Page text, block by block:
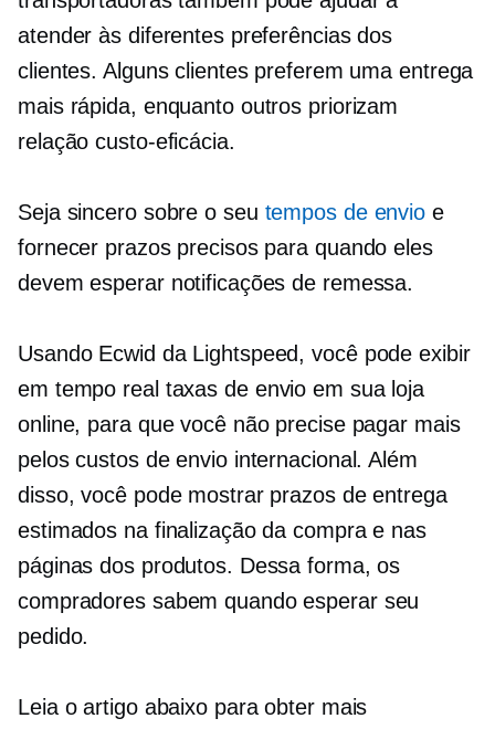
atender às diferentes preferências dos
clientes. Alguns clientes preferem uma entrega
mais rápida, enquanto outros priorizam
relação custo-eficácia.
Seja sincero sobre o seu tempos de envio e
fornecer prazos precisos para quando eles
devem esperar notificações de remessa.
Usando Ecwid da Lightspeed, você pode exibir
em tempo real taxas de envio em sua loja
online, para que você não precise pagar mais
pelos custos de envio internacional. Além
disso, você pode mostrar prazos de entrega
estimados na finalização da compra e nas
páginas dos produtos. Dessa forma, os
compradores sabem quando esperar seu
pedido.
Leia o artigo abaixo para obter mais